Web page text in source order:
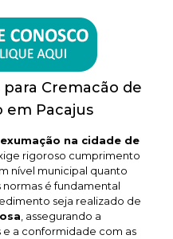
Cremacão de
em Pacajus
na cidade de
rigoroso cumprimento
nível municipal quanto
é fundamental
seja realizado de
, assegurando a
a conformidade com as